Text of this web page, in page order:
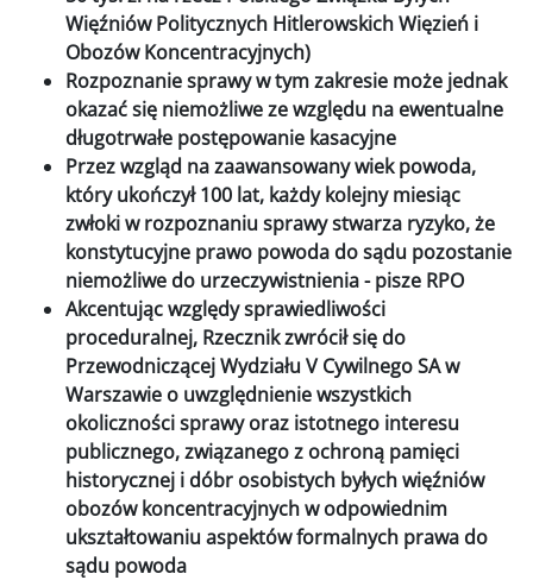
Więźniów Politycznych Hitlerowskich Więzień i
Obozów Koncentracyjnych)
Rozpoznanie sprawy w tym zakresie może jednak
okazać się niemożliwe ze względu na ewentualne
długotrwałe postępowanie kasacyjne
Przez wzgląd na zaawansowany wiek powoda,
który ukończył 100 lat, każdy kolejny miesiąc
zwłoki w rozpoznaniu sprawy stwarza ryzyko, że
konstytucyjne prawo powoda do sądu pozostanie
niemożliwe do urzeczywistnienia - pisze RPO
Akcentując względy sprawiedliwości
proceduralnej, Rzecznik zwrócił się do
Przewodniczącej Wydziału V Cywilnego SA w
Warszawie o uwzględnienie wszystkich
okoliczności sprawy oraz istotnego interesu
publicznego, związanego z ochroną pamięci
historycznej i dóbr osobistych byłych więźniów
obozów koncentracyjnych w odpowiednim
ukształtowaniu aspektów formalnych prawa do
sądu powoda